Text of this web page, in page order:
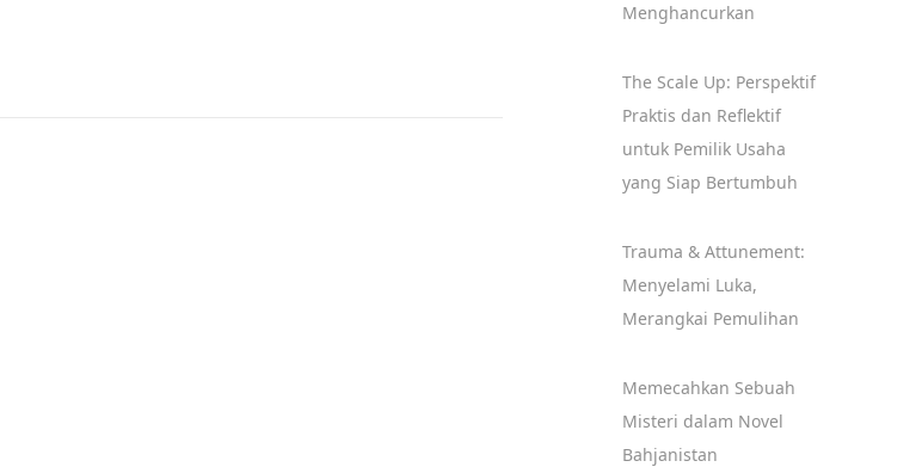
Menghancurkan
The Scale Up: Perspektif
Praktis dan Reflektif
untuk Pemilik Usaha
yang Siap Bertumbuh
Trauma & Attunement:
Menyelami Luka,
Merangkai Pemulihan
Memecahkan Sebuah
Misteri dalam Novel
Bahjanistan